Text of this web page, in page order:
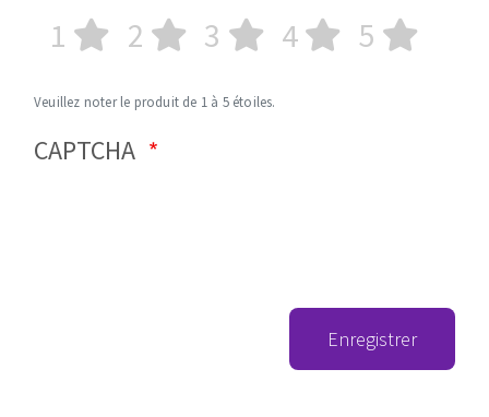
1 2 3 4 5
Veuillez noter le produit de 1 à 5 étoiles.
CAPTCHA
Enregistrer